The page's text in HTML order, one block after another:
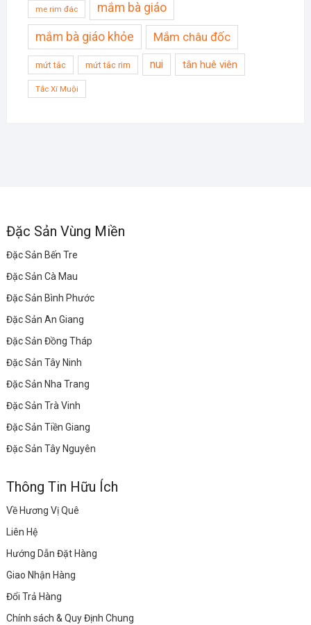
me rim đác mắm bà giáo
mắm bà giáo khỏe Mắm châu đốc
mứt tắc mứt tắc rim nui tân huê viên
Tắc Xí Muội
Đặc Sản Vùng Miền
Đặc Sản Bến Tre
Đặc Sản Cà Mau
Đặc Sản Bình Phước
Đặc Sản An Giang
Đặc Sản Đồng Tháp
Đặc Sản Tây Ninh
Đặc Sản Nha Trang
Đặc Sản Trà Vinh
Đặc Sản Tiền Giang
Đặc Sản Tây Nguyên
Thông Tin Hữu Ích
Về Hương Vị Quê
Liên Hệ
Hướng Dẫn Đặt Hàng
Giao Nhận Hàng
Đổi Trả Hàng
Chính sách & Quy Định Chung